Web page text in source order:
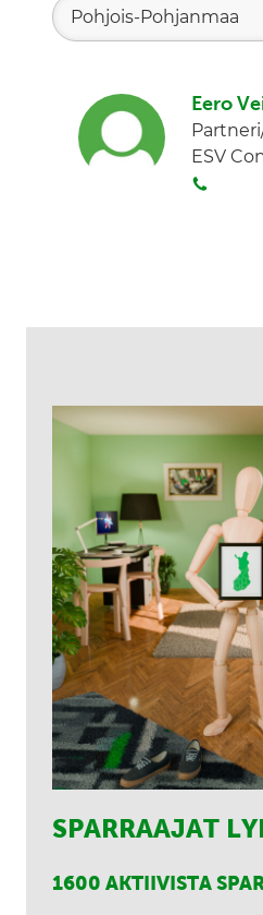
Pohjois-Pohjanmaa
Eero
ESV
SPARRAAJAT
1600 AKTIIVISTA